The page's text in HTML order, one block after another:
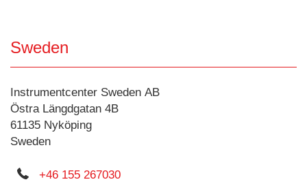
Sweden
Instrumentcenter Sweden AB
Östra Längdgatan 4B
61135 Nyköping
Sweden
+46 155 267030